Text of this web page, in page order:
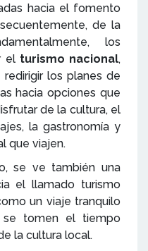
hacia el fomento
de la
los
el turismo nacional,
los planes de
hacia opciones que
de la cultura, el
la gastronomía y
que viajen.
se ve también una
el llamado turismo
un viaje tranquilo
tomen el tiempo
la cultura local.